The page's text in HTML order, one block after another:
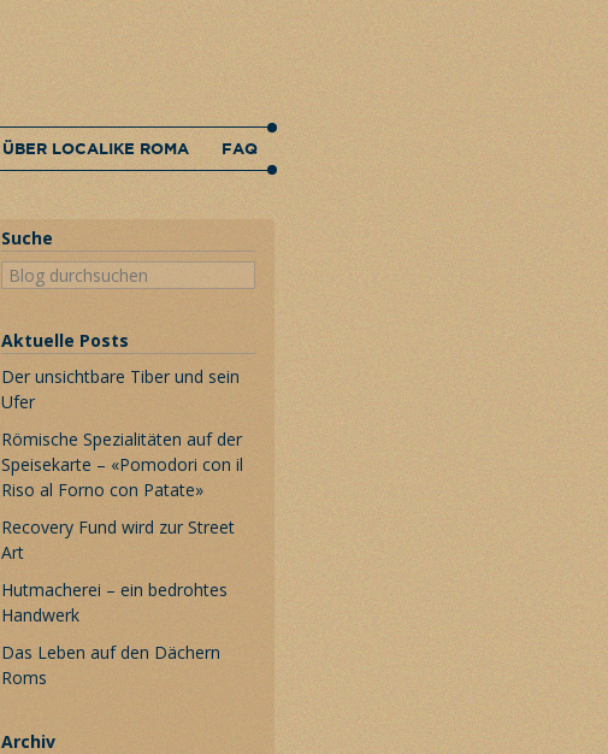
ÜBER LOCALIKE ROMA FAQ
Suche
Aktuelle Posts
Der unsichtbare Tiber und sein
Ufer
Römische Spezialitäten auf der
Speisekarte – «Pomodori con il
Riso al Forno con Patate»
Recovery Fund wird zur Street
Art
Hutmacherei – ein bedrohtes
Handwerk
Das Leben auf den Dächern
Roms
Archiv